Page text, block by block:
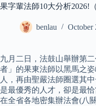
果字輩法師10大分析2026!
benlau October
九月二日，法鼓山舉辦第
者」的果東法師以黑馬之
人，再由聖嚴法師圈選其
是最優秀的人才，卻是最
在全省各地密集辦法會(八